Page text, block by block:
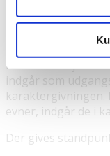
selvom man går i
tid, så gælder de
danske skoleelever.
Elevens
indgår som
karaktergivningen.
evner, indgår de i
Der gives